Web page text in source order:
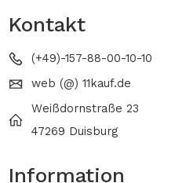
Kontakt
(+49)-157-88-00-10-10
web (@) 11kauf.de
Weißdornstraße 23
47269 Duisburg
Information